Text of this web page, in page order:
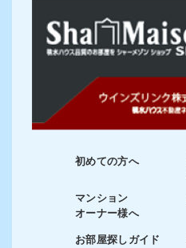
初めての方へ
マンション
オーナー様へ
お部屋探しガイド